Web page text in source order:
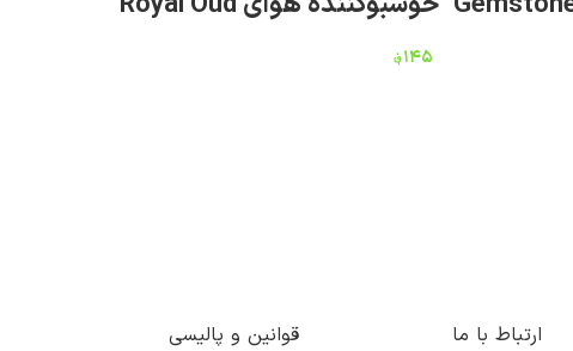
۱۴۵؋
ارتباط با ما قوانین و پالیسی